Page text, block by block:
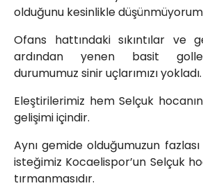
olduğunu kesinlikle
Ofans hattındaki sıkıntılar ve
ardından yenen basit
durumumuz sinir uçlarımızı yokladı.
Eleştirilerimiz hem Selçuk
gelişimi içindir.
Aynı gemide olduğumuzun
isteğimiz Kocaelispor’un Selçuk
tırmanmasıdır.